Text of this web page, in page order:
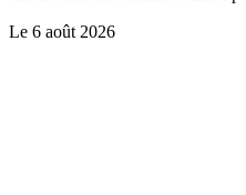
Le 6 août 2026